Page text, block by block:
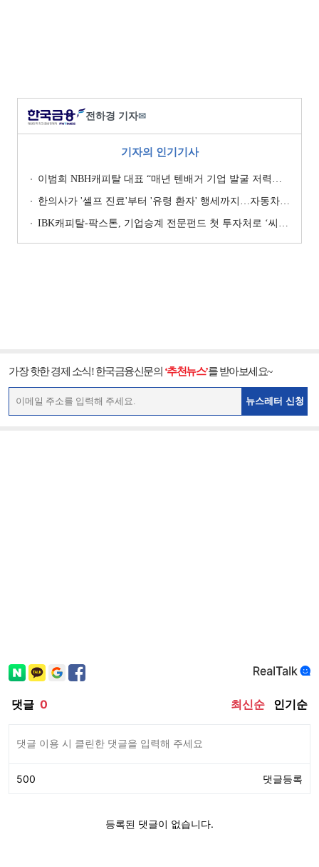
전하경 기자✉
기자의 인기기사
이범희 NBH캐피탈 대표 “매년 텐배거 기업 발굴 저력…올해 ROE 20% 목표”
한의사가 '셀프 진료'부터 '유령 환자' 행세까지…자동차보험 악용 심각 [경상환자 8주룰 도입 초읽기]
IBK캐피탈-팍스톤, 기업승계 전문펀드 첫 투자처로 ‘씨엠디기술단’ 낙점 [캐피탈사 돋보기]
가장 핫한 경제 소식! 한국금융신문의 ‘추천뉴스’를 받아보세요~
뉴스레터 신청